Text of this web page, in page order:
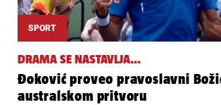
SPORT
DRAMA SE NASTAVLJA...
Đoković proveo pravoslavni
australskom pritvoru